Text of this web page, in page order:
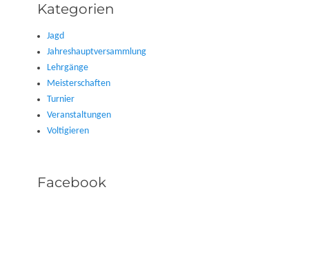
Kategorien
Jagd
Jahreshauptversammlung
Lehrgänge
Meisterschaften
Turnier
Veranstaltungen
Voltigieren
Facebook